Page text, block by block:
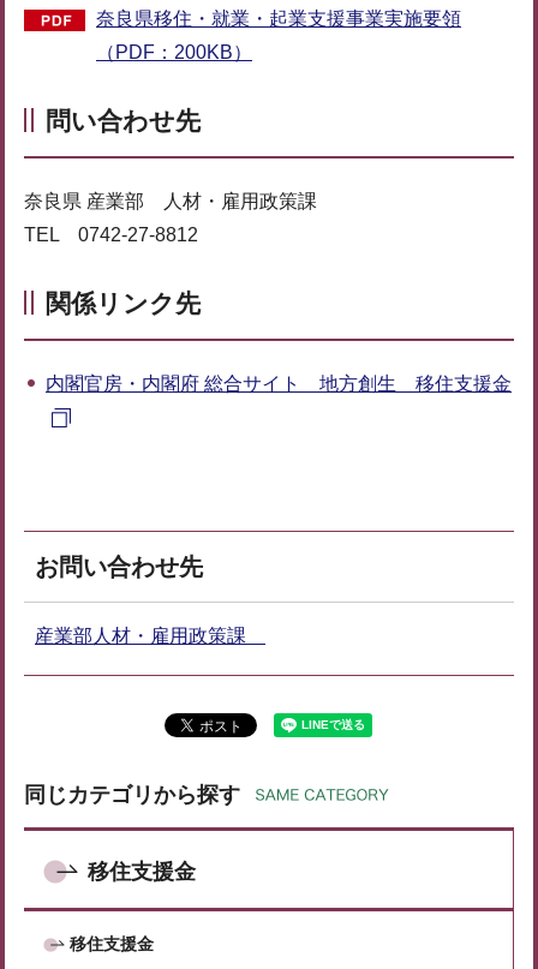
奈良県移住・就業・起業支援事業実施要領
（PDF：200KB）
問い合わせ先
奈良県 産業部 人材・雇用政策課
TEL 0742-27-8812
関係リンク先
内閣官房・内閣府 総合サイト 地方創生 移住支援金
お問い合わせ先
産業部人材・雇用政策課
同じカテゴリから探す
移住支援金
移住支援金